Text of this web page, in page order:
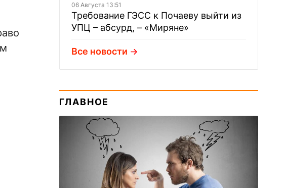
06 Августа 13:51
Требование ГЭСС к Почаеву выйти из
УПЦ – абсурд, – «Миряне»
Все новости
ГЛАВНОЕ